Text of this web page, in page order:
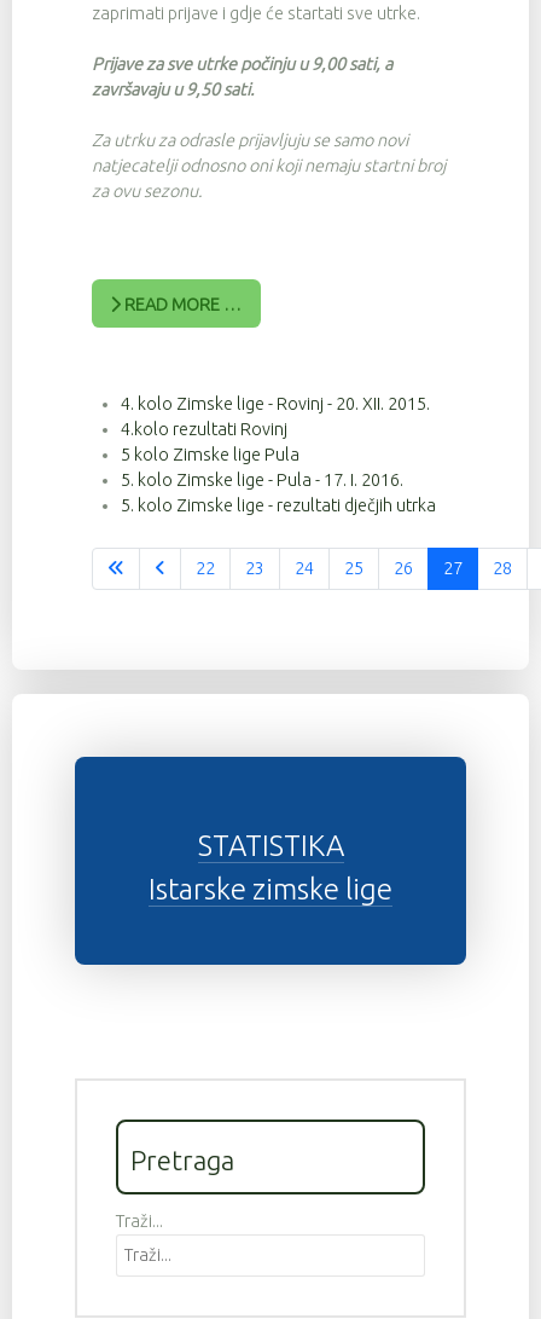
zaprimati prijave i gdje će startati sve utrke.
Prijave za sve utrke počinju u 9,00 sati, a
završavaju u 9,50 sati.
Za utrku za odrasle prijavljuju se samo novi
natjecatelji odnosno oni koji nemaju startni broj
za ovu sezonu.
READ MORE …
4. kolo Zimske lige - Rovinj - 20. XII. 2015.
4.kolo rezultati Rovinj
5 kolo Zimske lige Pula
5. kolo Zimske lige - Pula - 17. I. 2016.
5. kolo Zimske lige - rezultati dječjih utrka
Stranica 27 od 37
22 23 24 25 26 27 28
STATISTIKA
Istarske zimske lige
Pretraga
Traži...